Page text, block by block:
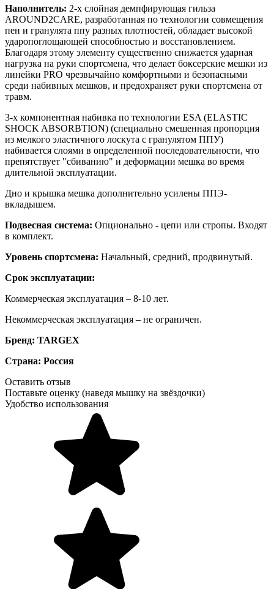
Наполнитель: 2-х слойная демпфирующая гильза
AROUND2CARE, разработанная по технологии совмещения
пен и гранулята ппу разных плотностей, обладает высокой
ударопоглощающей способностью и восстановлением.
Благодаря этому элементу существенно снижается ударная
нагрузка на руки спортсмена, что делает боксерские мешки из
линейки PRO чрезвычайно комфортными и безопасными
среди набивных мешков, и предохраняет руки спортсмена от
травм.
3-х компонентная набивка по технологии ESA (ELASTIC
SHOCK ABSORBTION) (специально смешенная пропорция
из мелкого эластичного лоскута с гранулятом ППУ)
набивается слоями в определенной последовательности, что
препятствует "сбиванию" и деформации мешка во время
длительной эксплуатации.
Дно и крышка мешка дополнительно усилены ППЭ-
вкладышем.
Подвесная система: Опционально - цепи или стропы. Входят
в комплект.
Уровень спортсмена: Начальный, средний, продвинутый.
Срок эксплуатации:
Коммерческая эксплуатация – 8-10 лет.
Некоммерческая эксплуатация – не ограничен.
Бренд: TARGEX
Страна: Россия
Оставить отзыв
Поставьте оценку (наведя мышку на звёздочки)
Удобство использования